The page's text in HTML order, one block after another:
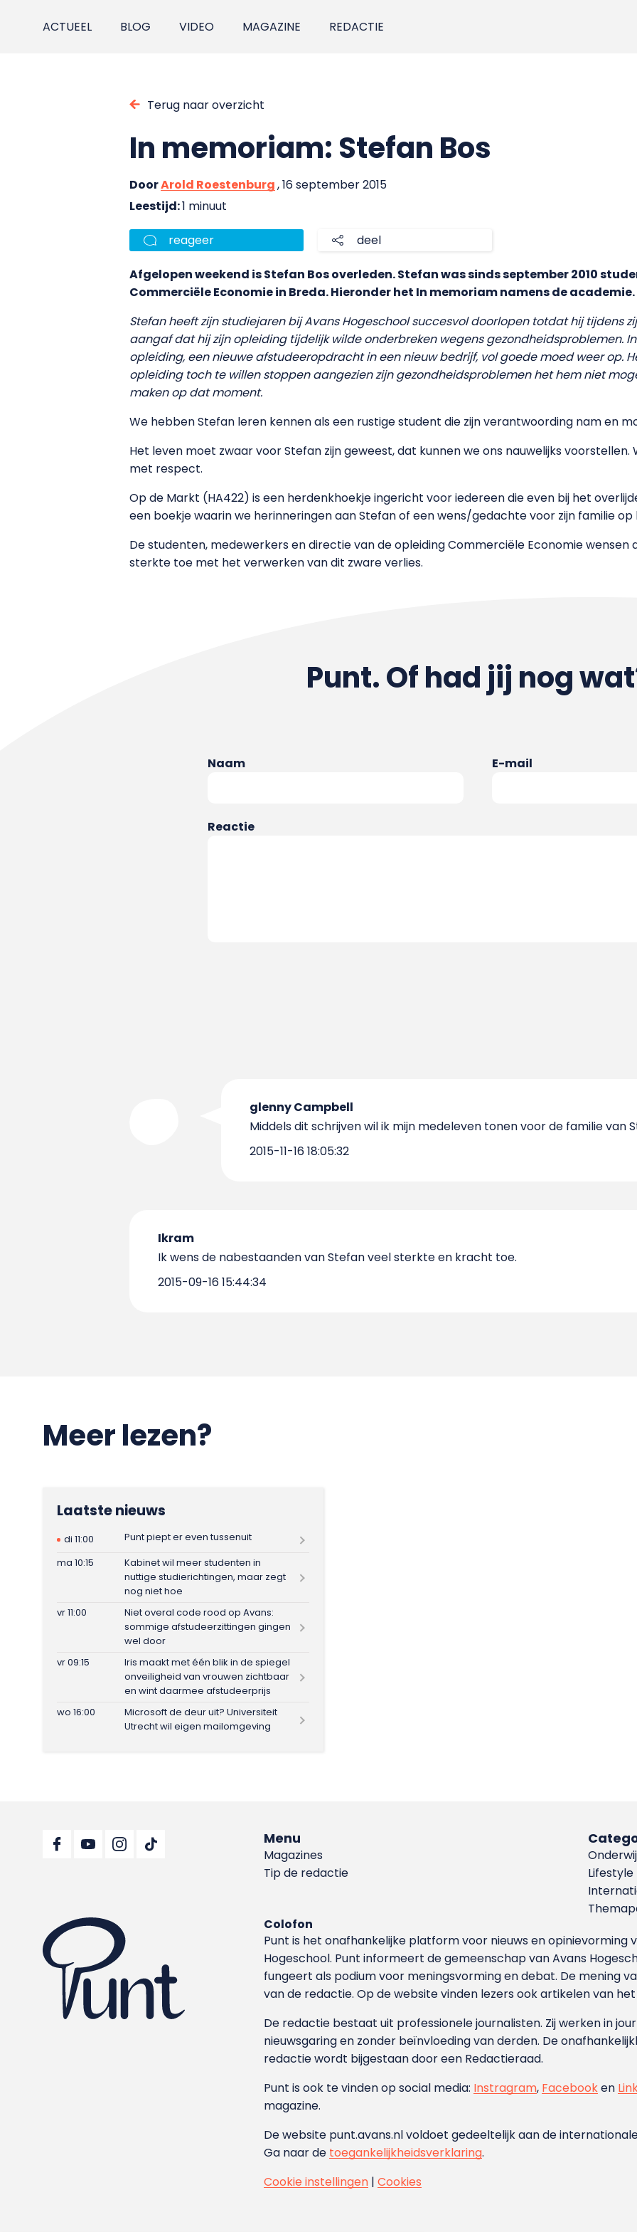
ACTUEEL BLOG VIDEO MAGAZINE REDACTIE
Terug naar overzicht
In memoriam: Stefan Bos
DoorArold Roestenburg, 16 september 2015
Leestijd:1 minuut
reageer deel
Afgelopen weekend is Stefan Bos overleden. Stefan was sinds september 2010
Commerciële Economie in Breda. Hieronder het In memoriam namens de academie.
Stefan heeft zijn studiejaren bij Avans Hogeschool succesvol doorlopen totdat hij tijdens
aangaf dat hij zijn opleiding tijdelijk wilde onderbreken wegens gezondheidsproblemen.
opleiding, een nieuwe afstudeeropdracht in een nieuw bedrijf, vol goede moed weer op.
opleiding toch te willen stoppen aangezien zijn gezondheidsproblemen het hem niet
maken op dat moment.
We hebben Stefan leren kennen als een rustige student die zijn verantwoording nam en
Het leven moet zwaar voor Stefan zijn geweest, dat kunnen we ons nauwelijks
met respect.
Op de Markt (HA422) is een herdenkhoekje ingericht voor iedereen die even bij het
een boekje waarin we herinneringen aan Stefan of een wens/gedachte voor zijn familie op
De studenten, medewerkers en directie van de opleiding Commerciële Economie wensen
sterkte toe met het verwerken van dit zware verlies.
Punt. Of had jij nog
Naam E-mail
Reactie
glenny Campbell
Middels dit schrijven wil ik mijn medeleven tonen voor de familie van
2015-11-16 18:05:32
Ikram
Ik wens de nabestaanden van Stefan veel sterkte en kracht toe.
2015-09-16 15:44:34
Meer lezen?
Laatste nieuws
di 11:00
Punt piept er even tussenuit
ma 10:15
Kabinet wil meer studenten in
nuttige studierichtingen, maar zegt
nog niet hoe
vr 11:00
Niet overal code rood op Avans:
sommige afstudeerzittingen gingen
wel door
vr 09:15
Iris maakt met één blik in de spiegel
onveiligheid van vrouwen zichtbaar
en wint daarmee afstudeerprijs
wo 16:00
Microsoft de deur uit? Universiteit
Utrecht wil eigen mailomgeving
Menu
Magazines
Tip de redactie
Lifestyle
Colofon
Punt is het onafhankelijke platform voor nieuws en
Hoge­school. Punt informeert de gemeenschap van Avans
fungeert als podium voor meningsvorming en debat. De mening
van de redactie. Op de website vinden lezers ook artikelen van
De redactie bestaat uit professionele journalisten. Zij werken in
nieuwsgaring en zonder beïnvloeding van derden. De
redactie wordt bijgestaan door een Redactieraad.
Punt is ook te vinden op social media: Instragram, Facebooken
magazine.
De website punt.avans.nl voldoet gedeeltelijk aan de
Ga naar de toegankelijkheidsverklaring.
Cookie instellingen |Cookies